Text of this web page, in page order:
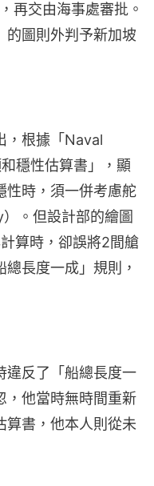
再交由海事處審批。
的圖則外判予新加坡
，根據「Naval
穩性估算書」，顯
性時，須一併考慮舵
。但設計部的繪圖
算時，卻誤將2間艙
長度一成」規則，
違反了「船總長度一
，他當時無時間重新
算書，他本人則從未